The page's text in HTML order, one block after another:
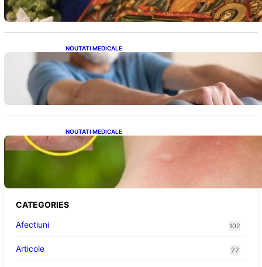
NOUTATI MEDICALE
Îmbunătățirea sănătății cardiovasculare:
Patru exerciții simple pentru reducerea
tensiunii arteriale la domiciliu
NOUTATI MEDICALE
Cum bacteriile pielii influențează atracția
țânțarilor: O nouă viziune asupra alegerii
CATEGORIES
Afectiuni
102
Articole 22